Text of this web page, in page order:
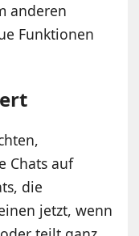
anderen
Funktionen
Chats auf
die
jetzt, wenn